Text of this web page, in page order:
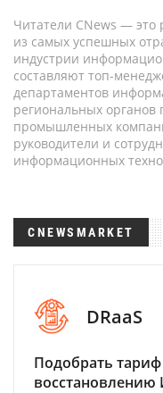
Читатели CNews — это
из самых успешных
индустрии
составляют топ-
департаментов
региональных органов
промышленных
руководители и
информационных
CNEWSMARKET
DRaaS
Подобрать
восстановлению